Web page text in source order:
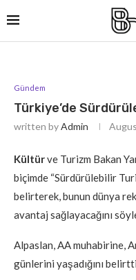
Gündem
Türkiye’de
written byAdmin
Kültürve Turizm Bakan
biçimde “Sürdürülebilir
belirterek, bunun dünya
avantaj sağlayacağını
Alpaslan, AA muhabirine,
günlerini yaşadığını